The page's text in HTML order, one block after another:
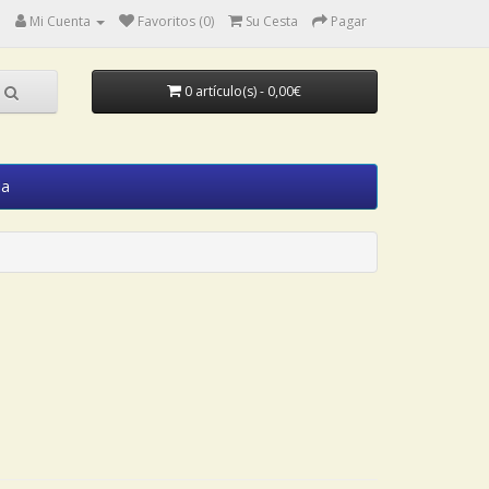
Mi Cuenta Favoritos (0) Su Cesta Pagar
0 artículo(s) - 0,00€